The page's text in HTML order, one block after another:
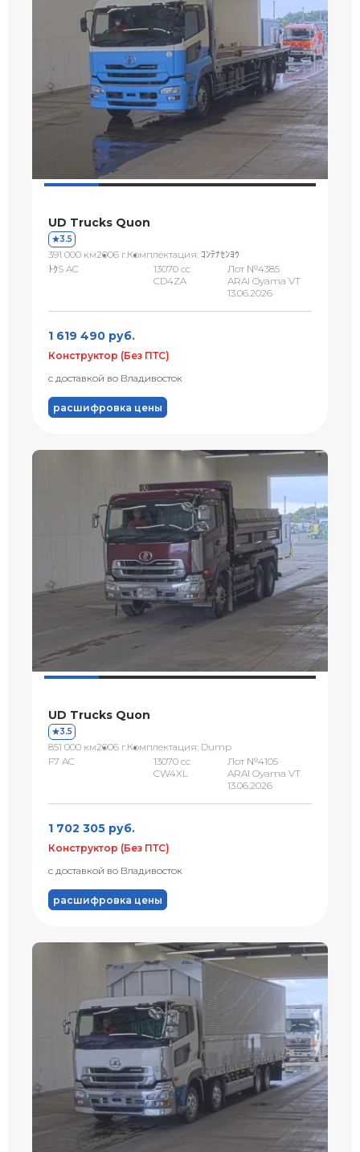
UD Trucks Quon
3.5
391 000 км2006 г.Комплектация: ｺﾝﾃﾅｾﾝﾖｳ
ﾄｸS AC
13070 сс
CD4ZA
Лот №4385
ARAI Oyama VT
13.06.2026
1 619 490 руб.
Конструктор (Без ПТС)
с доставкой во Владивосток
расшифровка цены
UD Trucks Quon
3.5
851 000 км2006 г.Комплектация: Dump
F7 AC
13070 сс
CW4XL
Лот №4105
ARAI Oyama VT
13.06.2026
1 702 305 руб.
Конструктор (Без ПТС)
с доставкой во Владивосток
расшифровка цены